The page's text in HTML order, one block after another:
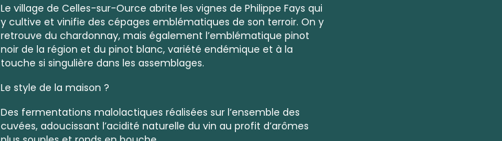
Le village de Celles-sur-Ource abrite les vignes de Philippe Fays qui
y cultive et vinifie des cépages emblématiques de son terroir. On y
retrouve du chardonnay, mais également l’emblématique pinot
noir de la région et du pinot blanc, variété endémique et à la
touche si singulière dans les assemblages.
Le style de la maison ?
Des fermentations malolactiques réalisées sur l’ensemble des
cuvées, adoucissant l’acidité naturelle du vin au profit d’arômes